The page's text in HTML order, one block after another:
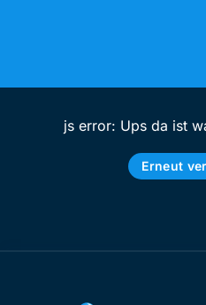
js error: Ups da ist
Erneut